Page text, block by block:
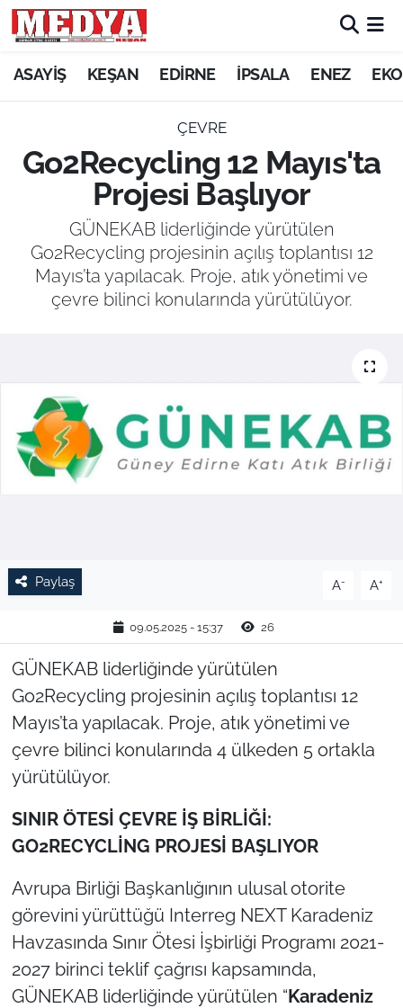
ASAYİŞ KEŞAN EDİRNE İPSALA ENEZ
ÇEVRE
Go2Recycling 12 Mayıs'ta
Projesi Başlıyor
GÜNEKAB liderliğinde yürütülen
Go2Recycling projesinin açılış toplantısı 12
Mayıs’ta yapılacak. Proje, atık yönetimi ve
çevre bilinci konularında yürütülüyor.
Paylaş A- A+
09.05.2025 - 15:37 26
GÜNEKAB liderliğinde yürütülen
Go2Recycling projesinin açılış toplantısı 12
Mayıs’ta yapılacak. Proje, atık yönetimi ve
çevre bilinci konularında 4 ülkeden 5 ortakla
yürütülüyor.
SINIR ÖTESİ ÇEVRE İŞ BİRLİĞİ:
GO2RECYCLİNG PROJESİ BAŞLIYOR
Avrupa Birliği Başkanlığının ulusal otorite
görevini yürüttüğü Interreg NEXT Karadeniz
Havzasında Sınır Ötesi İşbirliği Programı 2021-
2027 birinci teklif çağrısı kapsamında,
GÜNEKAB liderliğinde yürütülen “Karadeniz
KEŞAN
ASAYİŞ
SİYASET
GÜNDEM
EKONOMİ
TARIM VE HAYVANCILIK
KÜLTÜR SANAT
SPOR
EDİRNE
TEKİRDAĞ
KIRKLARELİ
TÜRKİYE
Bölge
Güvenlik
Genel